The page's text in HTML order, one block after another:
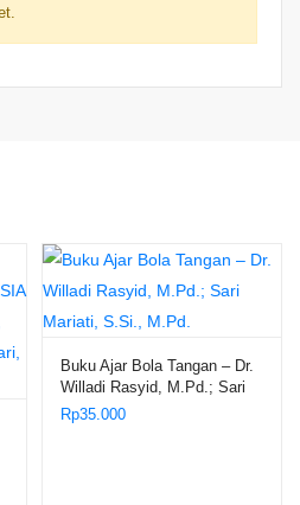
Buku Ajar Bola Tangan – Dr.
Willadi Rasyid, M.Pd.; Sari
Mariati, S.Si., M.Pd.
Rp35.000